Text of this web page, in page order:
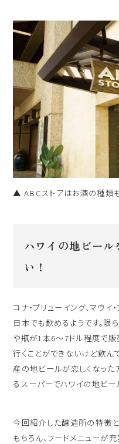
▲ ABCストアはお酒の種類も
ハワイの地ビール
い！
コナ・ブリューイング、マウ
日本でも飲めるようです。限
や瓶が1本6～7ドル程度で販
行くことができないけど飲ん
産の地ビールが恋しくなっ
るスーパーでハワイの地ビー
今回紹介した醸造所の特徴
もちろん、フードメニューが